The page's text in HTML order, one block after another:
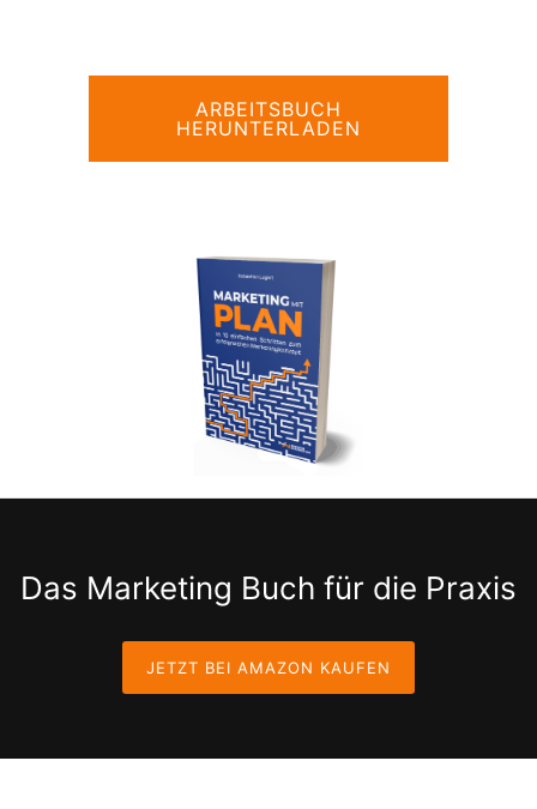
ARBEITSBUCH
HERUNTERLADEN
Das Marketing Buch für die Praxis
JETZT BEI AMAZON KAUFEN